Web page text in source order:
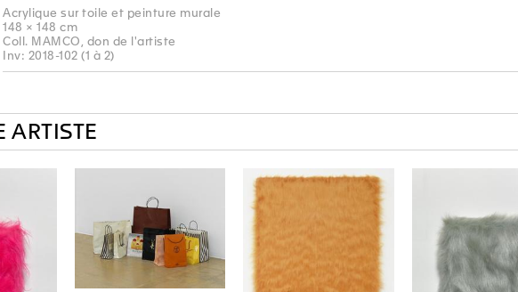
Acrylique sur toile et peinture murale
148 × 148 cm
Coll. MAMCO, don de l'artiste
Inv: 2018-102 (1 à 2)
ARTISTE